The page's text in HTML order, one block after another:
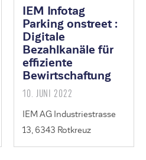
IEM Infotag
Parking onstreet :
Digitale
Bezahlkanäle für
effiziente
Bewirtschaftung
10. JUNI 2022
IEM AG Industriestrasse
13, 6343 Rotkreuz